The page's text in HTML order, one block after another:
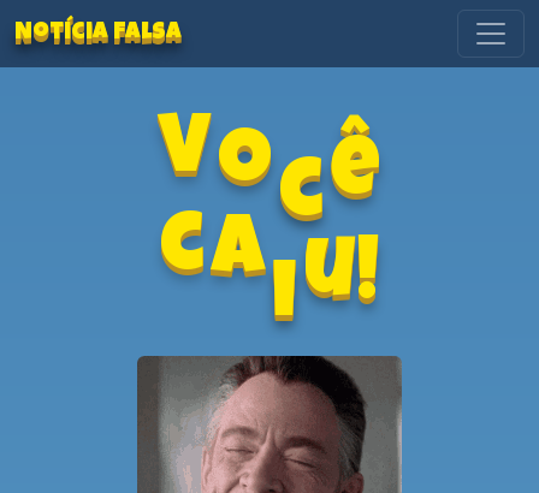
Notícia Falsa
Você
caiu!